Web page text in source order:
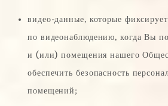
видео-данные, которые
по видеонаблюдению, когда Вы
и (или) помещения нашего
обеспечить безопасность
помещений;